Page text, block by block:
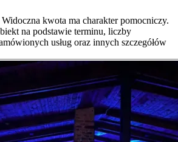
Widoczna kwota ma charakter pomocniczy.
na podstawie terminu, liczby
usług oraz innych szczegółów